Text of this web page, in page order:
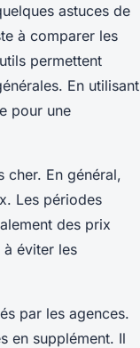
astuces de
à comparer les
permettent
En utilisant
pour une
cher. En général,
Les périodes
des prix
à éviter les
par les agences.
en supplément. Il